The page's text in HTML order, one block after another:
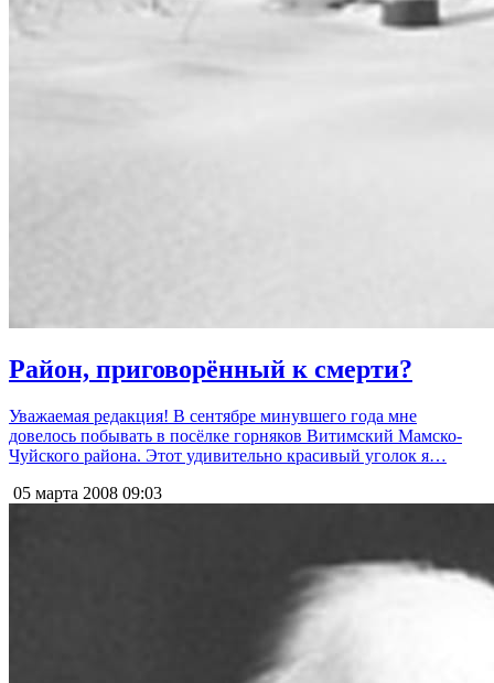
Район, приговорённый к смерти?
Уважаемая редакция! В сентябре минувшего года мне
довелось побывать в посёлке горняков Витимский Мамско-
Чуйского района. Этот удивительно красивый уголок я…
05 марта 2008 09:03